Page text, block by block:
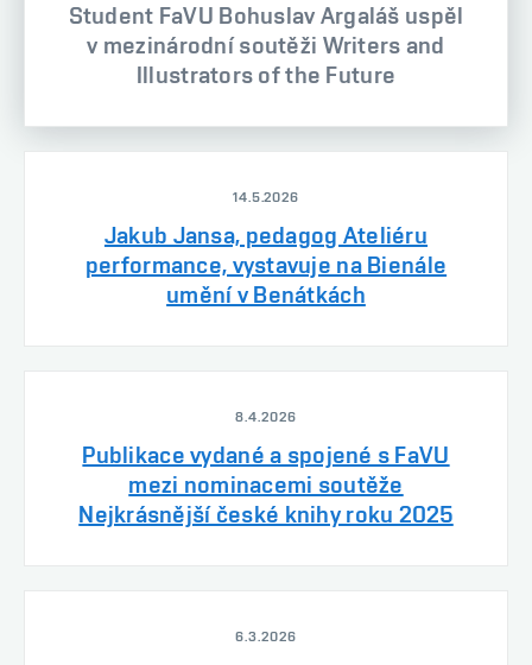
Student FaVU Bohuslav Argaláš uspěl
v mezinárodní soutěži Writers and
Illustrators of the Future
14.5.2026
Jakub Jansa, pedagog Ateliéru
performance, vystavuje na Bienále
umění v Benátkách
8.4.2026
Publikace vydané a spojené s FaVU
mezi nominacemi soutěže
Nejkrásnější české knihy roku 2025
6.3.2026